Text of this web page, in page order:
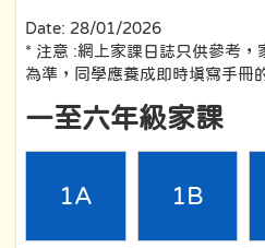
Date: 28/01/2026
* 注意 :網上家課日誌只供參考，
為準，同學應養成即時填寫手冊
一至六年級家課
1A 1B